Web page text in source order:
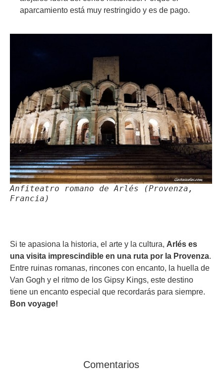
aparcamiento está muy restringido y es de pago.
Anfiteatro romano de Arlés (Provenza,
Francia)
Si te apasiona la historia, el arte y la cultura, Arlés es
una visita imprescindible en una ruta por la Provenza.
Entre ruinas romanas, rincones con encanto, la huella de
Van Gogh y el ritmo de los Gipsy Kings, este destino
tiene un encanto especial que recordarás para siempre.
Bon voyage!
Comentarios